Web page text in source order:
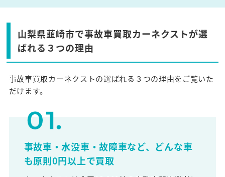
山梨県韮崎市で事故車買取カーネクストが選
ばれる３つの理由
事故車買取カーネクストの選ばれる３つの理由をご覧いた
だけます。
事故車・水没車・故障車など、どんな車
も原則0円以上で買取